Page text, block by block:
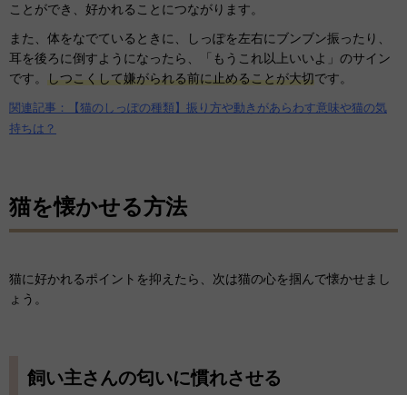
ことができ、好かれることにつながります。
また、体をなでているときに、しっぽを左右にブンブン振ったり、
耳を後ろに倒すようになったら、「もうこれ以上いいよ」のサイン
です。 しつこくして嫌がられる前に止めることが大切です。
関連記事：【猫のしっぽの種類】振り方や動きがあらわす意味や猫の気
持ちは？
猫を懐かせる方法
猫に好かれるポイントを抑えたら、次は猫の心を掴んで懐かせまし
ょう。
飼い主さんの匂いに慣れさせる